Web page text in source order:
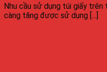
Nhu cầu sử dụng túi giấy
càng tăng được sử dụng [...]